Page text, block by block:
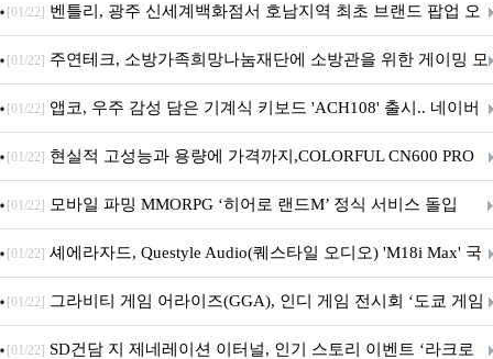
Crosshair X870E EDITION 20 국내 출시 예정
[01/22] 벤틀리, 광주 신세계백화점서 호남지역 최초 브랜드 팝업 오
픈
[01/22] 주연테크, 소방가족희망나눔재단에 소방관을 위한 게이밍 모
니터·스마트 펫 침대 기부
[01/22] 앱코, 우주 감성 담은 기계식 키보드 'ACH108' 출시.. 네이버
브랜드데이 기획전 진행
[01/22] 현실적 고성능과 용량에 가격까지,COLORFUL CN600 PRO
M.2 NVMe 디앤디컴 1TB
[01/22] 모바일 파밍 MMORPG ‘히어로 랜드M’ 정식 서비스 돌입
[01/22] 셰에라자드, Questyle Audio(퀘스타일 오디오) 'M18i Max' 국
내 정식 출시
[01/22] 그라비티 게임 어라이즈(GGA), 인디 게임 전시회 ‘도쿄 게임
던전 13’ 참가!
[01/22] SD건담 지 제네레이션 이터널, 인기 스토리 이벤트 ‘라크로